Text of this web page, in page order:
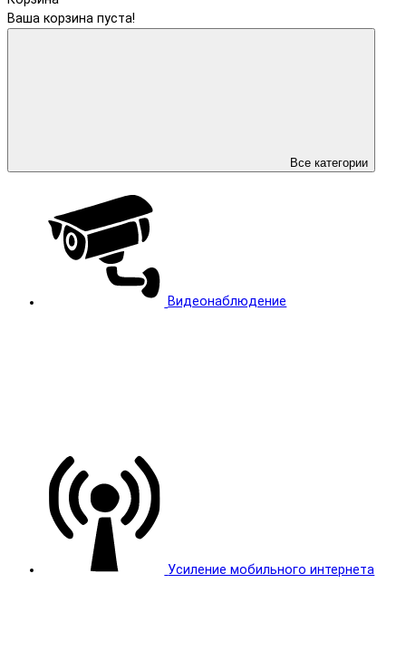
Ваша корзина пуста!
Все категории
Видеонаблюдение
Усиление мобильного интернета